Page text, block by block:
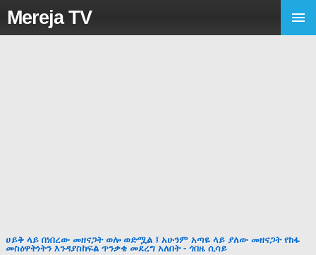
Mereja TV
ሀይቅ ላይ በነበረው መዘናጋት ወሎ ወድሟል ፤ አሁንም አጣዬ ላይ ያለው መዘናጋት የከፋ
መስዕዋትነትን እንዳያስከፍል ጥንቃቄ መደረግ አለበት - ጎበዜ ሲሳይ